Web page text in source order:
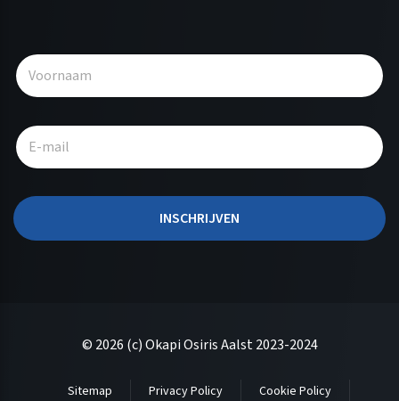
INSCHRIJVEN
l
r
t
© 2026 (c) Okapi Osiris Aalst 2023-2024
Sitemap Privacy Policy Cookie Policy